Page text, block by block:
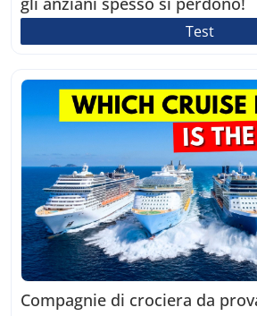
Test
Compagnie di crociera da